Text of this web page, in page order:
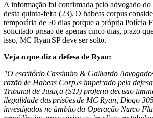
A informação foi confirmada pelo advogado do
desta quinta-feira (23). O habeas corpus
temporária de 30 dias porque a própria Polícia
solicitado prisão de apenas cinco dias, prazo
isso, MC Ryan SP deve ser solto.
Veja o que diz a defesa de Ryan:
"O escritório Cassimiro & Galhardo
razão de Habeas Corpus impetrado pela
Tribunal de Justiça (STJ) proferiu decisão
ilegalidade das prisões de MC Ryan, Diogo
investigados no âmbito da Operação Narco